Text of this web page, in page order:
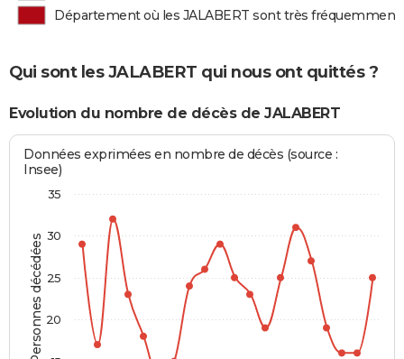
Département où les JALABERT sont très fréquemment
Qui sont les JALABERT qui nous ont quittés ?
Evolution du nombre de décès de JALABERT
Personnes décédées
Données exprimées en nombre de décès (source :
Insee)
20
25
30
35